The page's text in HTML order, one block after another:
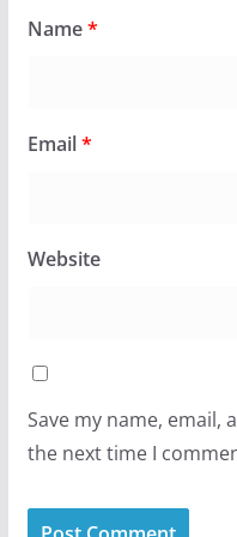
Name*
Email*
Website
Save my name,
the next time I